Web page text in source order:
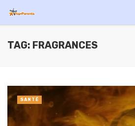
TAG: FRAGRANCES
SANTÉ